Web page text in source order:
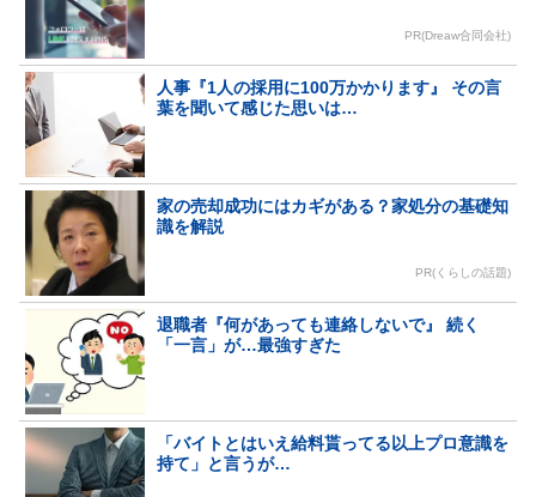
PR(Dreaw合同会社)
人事『1人の採用に100万かかります』 その言
葉を聞いて感じた思いは…
家の売却成功にはカギがある？家処分の基礎知
識を解説
PR(くらしの話題)
退職者『何があっても連絡しないで』 続く
「一言」が…最強すぎた
「バイトとはいえ給料貰ってる以上プロ意識を
持て」と言うが…